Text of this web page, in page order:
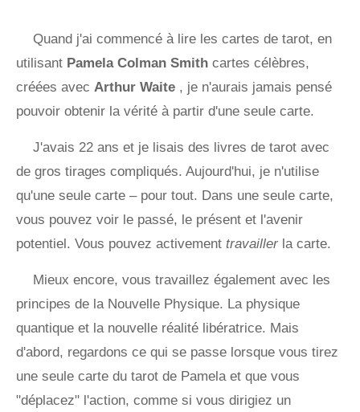
Quand j'ai commencé à lire les cartes de tarot, en
utilisant Pamela Colman Smith cartes célèbres,
créées avec Arthur Waite , je n'aurais jamais pensé
pouvoir obtenir la vérité à partir d'une seule carte.
J'avais 22 ans et je lisais des livres de tarot avec
de gros tirages compliqués. Aujourd'hui, je n'utilise
qu'une seule carte – pour tout. Dans une seule carte,
vous pouvez voir le passé, le présent et l'avenir
potentiel. Vous pouvez activement travailler la carte.
Mieux encore, vous travaillez également avec les
principes de la Nouvelle Physique. La physique
quantique et la nouvelle réalité libératrice. Mais
d'abord, regardons ce qui se passe lorsque vous tirez
une seule carte du tarot de Pamela et que vous
"déplacez" l'action, comme si vous dirigiez un